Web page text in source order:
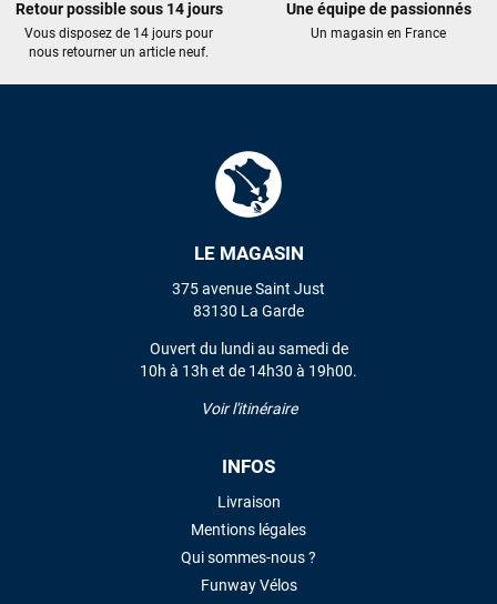
Retour possible sous 14 jours
Vous disposez de 14 jours pour
nous retourner un article neuf.
Une équipe de passionnés
Un magasin en France
LE MAGASIN
375 avenue Saint Just
83130 La Garde
Ouvert du lundi au samedi de
10h à 13h et de 14h30 à 19h00.
Voir l'itinéraire
INFOS
Livraison
Mentions légales
Qui sommes-nous ?
Funway Vélos
J'ai acheté une voile d'occasion depuis Tahiti. Super service.
L'envoi a été rapide. La voile est arrivée en super état.
VOIR TOUS LES AVIS
LAISSER UN AVIS